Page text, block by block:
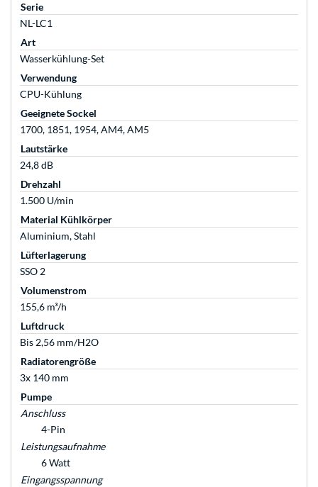
Serie
NL-LC1
Art
Wasserkühlung-Set
Verwendung
CPU-Kühlung
Geeignete Sockel
1700, 1851, 1954, AM4, AM5
Lautstärke
24,8 dB
Drehzahl
1.500 U/min
Material Kühlkörper
Aluminium, Stahl
Lüfterlagerung
SSO 2
Volumenstrom
155,6 m³/h
Luftdruck
Bis 2,56 mm/H2O
Radiatorengröße
3x 140 mm
Pumpe
Anschluss
4-Pin
Leistungsaufnahme
6 Watt
Eingangsspannung